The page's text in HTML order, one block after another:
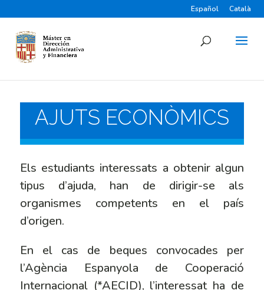
Español Català
AJUTS ECONÒMICS
Els estudiants interessats a obtenir algun
tipus d’ajuda, han de dirigir-se als
organismes competents en el país
d’origen.
En el cas de beques convocades per
l’Agència Espanyola de Cooperació
Internacional (*AECID), l’interessat ha de